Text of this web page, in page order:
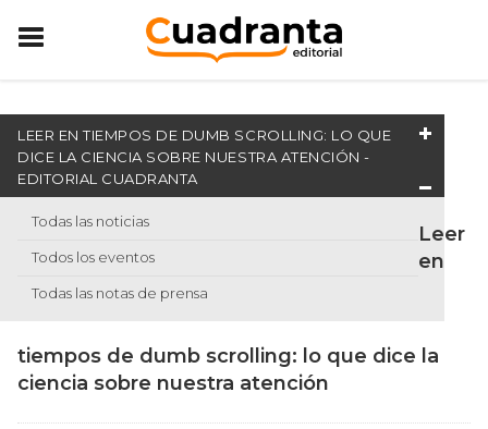
LEER EN TIEMPOS DE DUMB SCROLLING: LO QUE
DICE LA CIENCIA SOBRE NUESTRA ATENCIÓN -
EDITORIAL CUADRANTA
Todas las noticias
Todos los eventos
Todas las notas de prensa
Leer
en
tiempos de dumb scrolling: lo que dice la
ciencia sobre nuestra atención